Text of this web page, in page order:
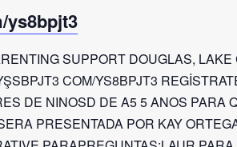
ys8bpjt3